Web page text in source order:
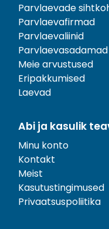
Parvlaevade
Parvlaevafirmad
Parvlaevaliinid
Parvlaevasadamad
Meie arvustused
Eripakkumised
Laevad
Abi ja kasulik
Minu konto
Kontakt
Meist
Kasutustingimused
Privaatsuspoliitika